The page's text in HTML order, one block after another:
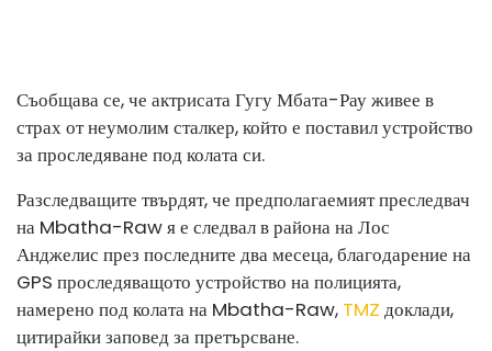
Съобщава се, че актрисата Гугу Мбата-Рау живее в
страх от неумолим сталкер, който е поставил устройство
за проследяване под колата си.
Разследващите твърдят, че предполагаемият преследвач
на Mbatha-Raw я е следвал в района на Лос
Анджелис през последните два месеца, благодарение на
GPS проследяващото устройство на полицията,
намерено под колата на Mbatha-Raw, TMZ доклади,
цитирайки заповед за претърсване.